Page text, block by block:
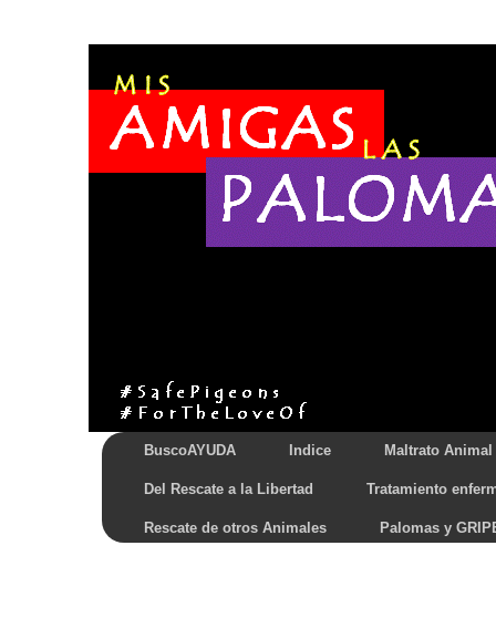
BuscoAYUDA Indice Maltrato Animal
Del Rescate a la Libertad Tratamiento
Rescate de otros Animales Palomas y